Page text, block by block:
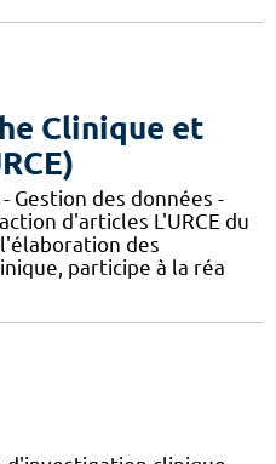
Clinique et
Gestion des données -
d'articles L'URCE du
des
participe à la réa